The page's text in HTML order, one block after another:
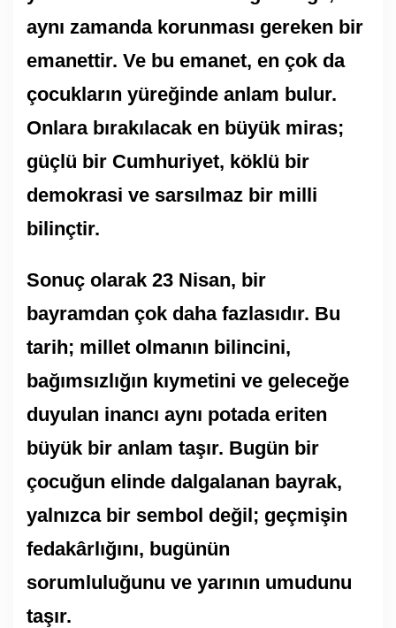
aynı zamanda korunması gereken bir
emanettir. Ve bu emanet, en çok da
çocukların yüreğinde anlam bulur.
Onlara bırakılacak en büyük miras;
güçlü bir Cumhuriyet, köklü bir
demokrasi ve sarsılmaz bir milli
bilinçtir.
Sonuç olarak 23 Nisan, bir
bayramdan çok daha fazlasıdır. Bu
tarih; millet olmanın bilincini,
bağımsızlığın kıymetini ve geleceğe
duyulan inancı aynı potada eriten
büyük bir anlam taşır. Bugün bir
çocuğun elinde dalgalanan bayrak,
yalnızca bir sembol değil; geçmişin
fedakârlığını, bugünün
sorumluluğunu ve yarının umudunu
taşır.